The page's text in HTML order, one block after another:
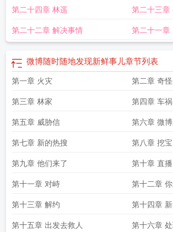
第二十四章 林遥 第二十三章
第二十二章 解决事情 第二十一章
微博随时随地发现新鲜事儿章节列表
第一章 火灾 第二章 奇
第三章 林家 第四章 车祸
第五章 威胁信 第六章 微
第七章 新的热搜 第八章 挖宝
第九章 他们来了 第十章 直播
第十一章 对峙 第十二章
第十三章 解约 第十四章
第十五章 出发去救人 第十六章